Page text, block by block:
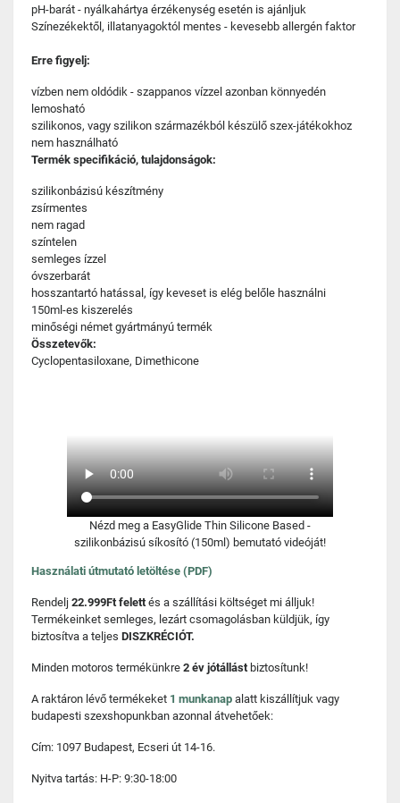
pH-barát - nyálkahártya érzékenység esetén is ajánljuk
Színezékektől, illatanyagoktól mentes - kevesebb allergén faktor
Erre figyelj:
vízben nem oldódik - szappanos vízzel azonban könnyedén
lemosható
szilikonos, vagy szilikon származékból készülő szex-játékokhoz
nem használható
Termék specifikáció, tulajdonságok:
szilikonbázisú készítmény
zsírmentes
nem ragad
színtelen
semleges ízzel
óvszerbarát
hosszantartó hatással, így keveset is elég belőle használni
150ml-es kiszerelés
minőségi német gyártmányú termék
Összetevők:
Cyclopentasiloxane, Dimethicone
Nézd meg a EasyGlide Thin Silicone Based -
szilikonbázisú síkosító (150ml) bemutató videóját!
Használati útmutató letöltése (PDF)
Rendelj 22.999Ft felettés a szállítási költséget mi álljuk!
Termékeinket semleges, lezárt csomagolásban küldjük, így
biztosítva a teljes DISZKRÉCIÓT.
Minden motoros termékünkre 2 év jótállást biztosítunk!
A raktáron lévő termékeket 1 munkanap alatt kiszállítjuk vagy
budapesti szexshopunkban azonnal átvehetőek:
Cím: 1097 Budapest, Ecseri út 14-16.
Nyitva tartás: H-P: 9:30-18:00